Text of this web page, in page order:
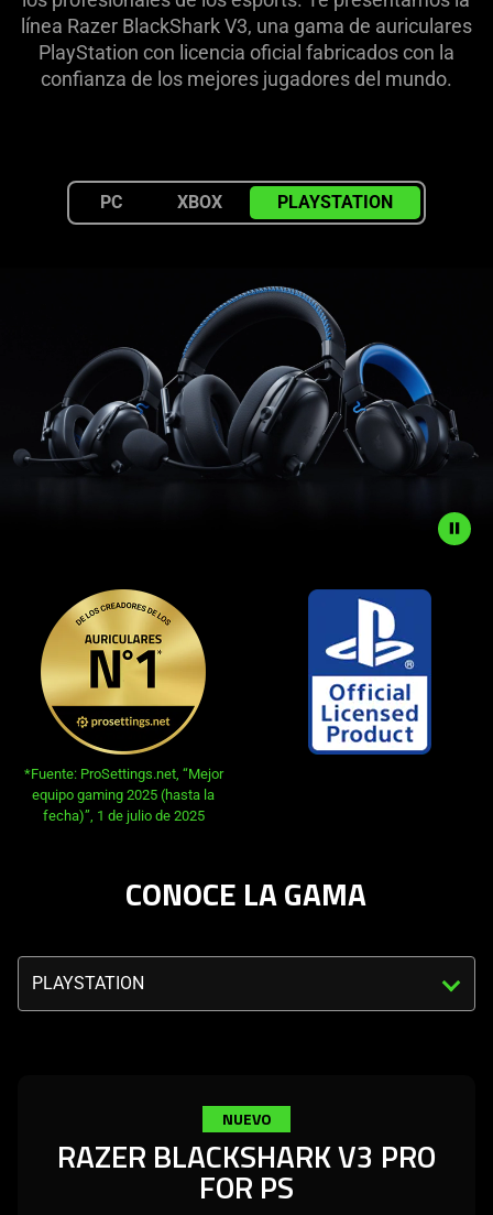
for
PlayStation
línea Razer BlackShark V3, una gama de auriculares
PlayStation con licencia oficial fabricados con la
confianza de los mejores jugadores del mundo.
PC XBOX PLAYSTATION
needed:
visuals
video
animation
the
visuals
do
*Fuente: ProSettings.net, “Mejor
equipo gaming 2025 (hasta la
fecha)”, 1 de julio de 2025
CONOCE LA GAMA
Triggering
the
NUEVO
RAZER BLACKSHARK V3 PRO
FOR PS